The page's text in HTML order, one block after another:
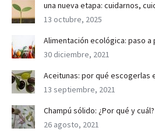
una nueva etapa: cuidarnos,
13 octubre, 2025
Alimentación ecológica: paso a
30 diciembre, 2021
Aceitunas: por qué escogerlas
13 septiembre, 2021
Champú sólido: ¿Por qué y cuál?
26 agosto, 2021